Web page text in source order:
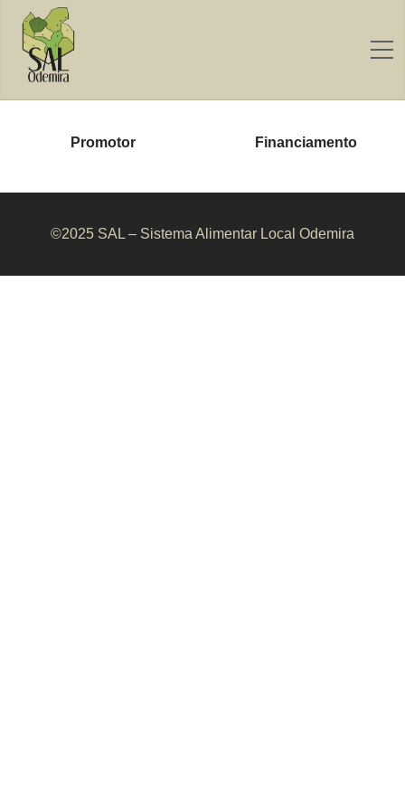
Promotor Financiamento
©2025 SAL – Sistema Alimentar Local Odemira